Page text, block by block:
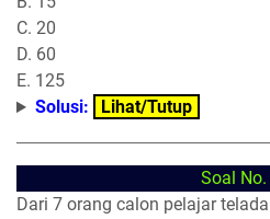
C. 20
D. 60
E. 125
Solusi:
Lihat/Tutup
Soal
Dari 7 orang calon pelajar